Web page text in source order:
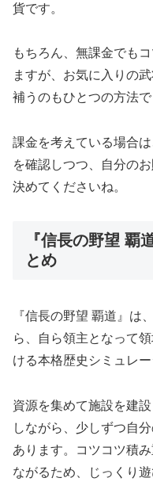
貨です。
もちろん、無課金でも
ますが、お気に入りの
補うのもひとつの方法で
課金を考えている場合
を確認しつつ、自分の
決めてくださいね。
『信長の野望 覇
とめ
『信長の野望 覇道』は
ら、自ら領主となって
ける本格歴史シミュレ
資源を集めて施設を建
しながら、少しずつ自
あります。コツコツ積
ながるため、じっくり